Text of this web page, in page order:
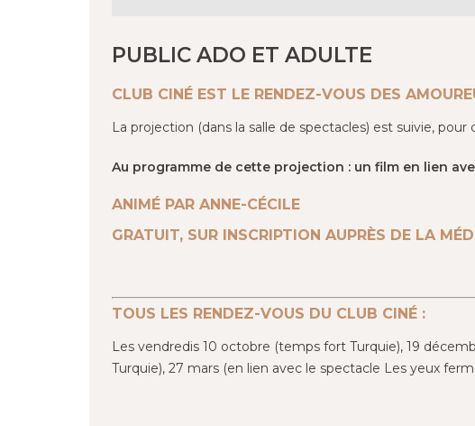
PUBLIC ADO ET ADULTE
CLUB CINÉ EST LE RENDEZ-VOUS DES
La projection (dans la salle de spectacles) est suivie,
Au programme de cette projection : un film en lien
ANIMÉ PAR ANNE-CÉCILE
GRATUIT, SUR INSCRIPTION AUPRÈS DE LA
TOUS LES RENDEZ-VOUS DU CLUB CINÉ :
Les vendredis 10 octobre (temps fort Turquie), 19
Turquie), 27 mars (en lien avec le spectacle Les yeux